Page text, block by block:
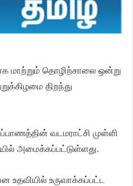
மாற்றும் தொழிற்சாலை ஒன்று
திறந்து
வடமராட்சி முள்ளி
அமைக்கப்பட்டுள்ளது.
உதவியில் உருவாக்கப்பட்ட